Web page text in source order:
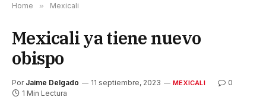
Home » Mexicali
Mexicali ya tiene nuevo
obispo
Por Jaime Delgado 11 septiembre, 2023 MEXICALI
0
1 Min Lectura